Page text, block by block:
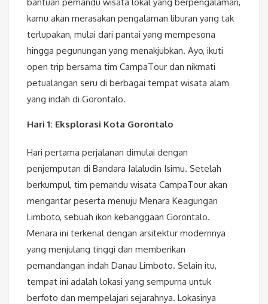
kamu akan merasakan pengalaman liburan yang tak
terlupakan, mulai dari pantai yang mempesona
hingga pegunungan yang menakjubkan. Ayo, ikuti
open trip bersama tim CampaTour dan nikmati
petualangan seru di berbagai tempat wisata alam
yang indah di Gorontalo.
Hari 1: Eksplorasi Kota Gorontalo
Hari pertama perjalanan dimulai dengan
penjemputan di Bandara Jalaludin Isimu. Setelah
berkumpul, tim pemandu wisata CampaTour akan
mengantar peserta menuju Menara Keagungan
Limboto, sebuah ikon kebanggaan Gorontalo.
Menara ini terkenal dengan arsitektur modernnya
yang menjulang tinggi dan memberikan
pemandangan indah Danau Limboto. Selain itu,
tempat ini adalah lokasi yang sempurna untuk
berfoto dan mempelajari sejarahnya. Lokasinya